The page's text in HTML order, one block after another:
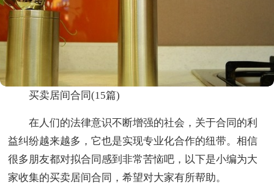
买卖居间合同(15篇)
在人们的法律意识不断增强的社会，关于合同的利
益纠纷越来越多，它也是实现专业化合作的纽带。相信
很多朋友都对拟合同感到非常苦恼吧，以下是小编为大
家收集的买卖居间合同，希望对大家有所帮助。